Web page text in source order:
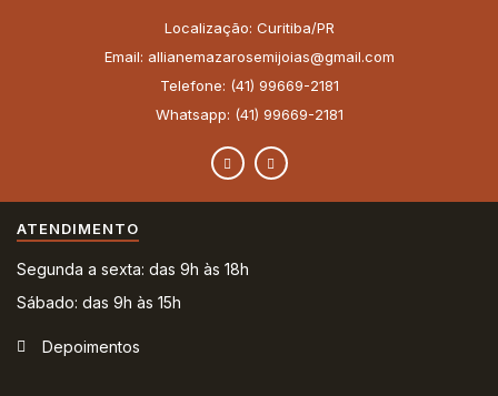
Localização: Curitiba/PR
Email: allianemazarosemijoias@gmail.com
Telefone: (41) 99669-2181
Whatsapp: (41) 99669-2181
ATENDIMENTO
Segunda a sexta: das 9h às 18h
Sábado: das 9h às 15h
Depoimentos